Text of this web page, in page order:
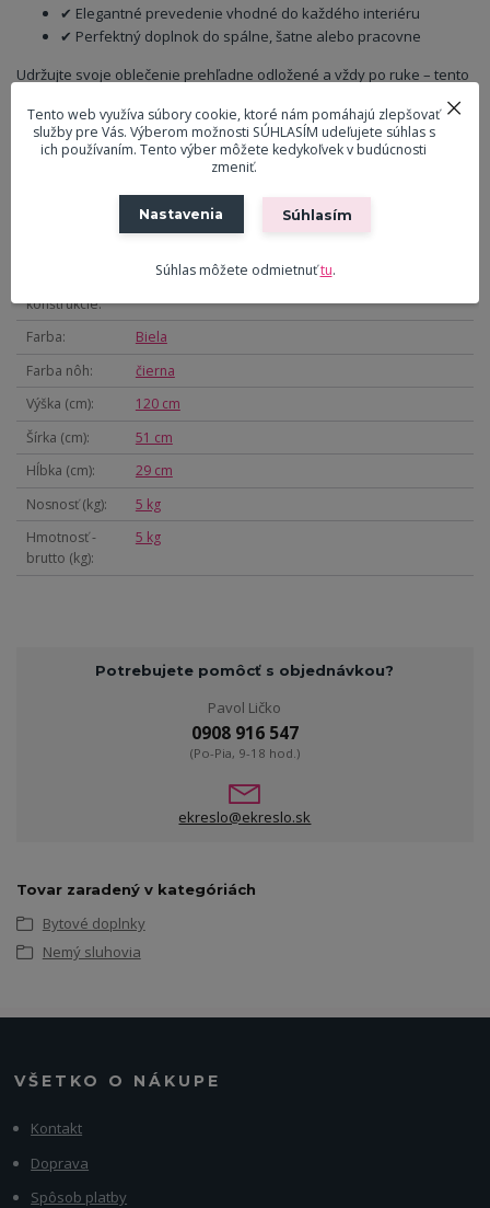
✔ Elegantné prevedenie vhodné do každého interiéru
✔ Perfektný doplnok do spálne, šatne alebo pracovne
Udržujte svoje oblečenie prehľadne odložené a vždy po ruke – tento
Čierna
konštrukcie
Farba
Biela
Farba nôh
čierna
Výška (cm)
120 cm
Šírka (cm)
51 cm
Hĺbka (cm)
29 cm
Nosnosť (kg)
5 kg
Hmotnosť -
brutto (kg)
5 kg
Potrebujete pomôcť s objednávkou?
Pavol Ličko
0908 916 547
(Po-Pia, 9-18 hod.)
ekreslo@ekreslo.sk
Tovar zaradený v kategóriách
Bytové doplnky
Nemý sluhovia
VŠETKO O NÁKUPE
Kontakt
Doprava
Spôsob platby
Tento web využíva súbory cookie, ktoré nám pomáhajú zlepšovať
služby pre Vás. Výberom možnosti SÚHLASÍM udeľujete súhlas s
ich používaním. Tento výber môžete kedykoľvek v budúcnosti
zmeniť.
Nastavenia Súhlasím
Súhlas môžete odmietnuťtu.